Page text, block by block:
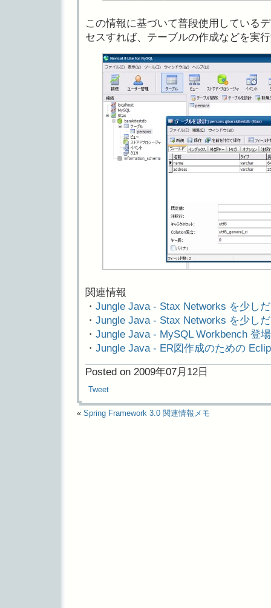
この情報に基づいて普段使用している
セスすれば、テーブルの作成などを実
関連情報
・ Jungle Java - Stax Networks を少し
・ Jungle Java - Stax Networks を少し
・ Jungle Java - MySQL Workbench 登場
・ Jungle Java - ER図作成のための
Posted on 2009年07月12日
Tweet
« Spring Framework 3.0 関連情報メモ